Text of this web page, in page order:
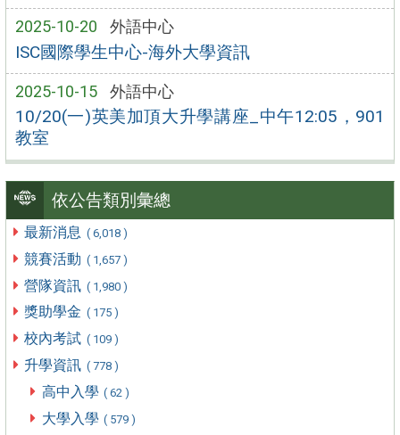
2025-10-20 外語中心
ISC國際學生中心-海外大學資訊
2025-10-15 外語中心
10/20(一)英美加頂大升學講座_中午12:05，901
教室
依公告類別彙總
最新消息 ( 6,018 )
競賽活動 ( 1,657 )
營隊資訊 ( 1,980 )
獎助學金 ( 175 )
校內考試 ( 109 )
升學資訊 ( 778 )
高中入學 ( 62 )
大學入學 ( 579 )